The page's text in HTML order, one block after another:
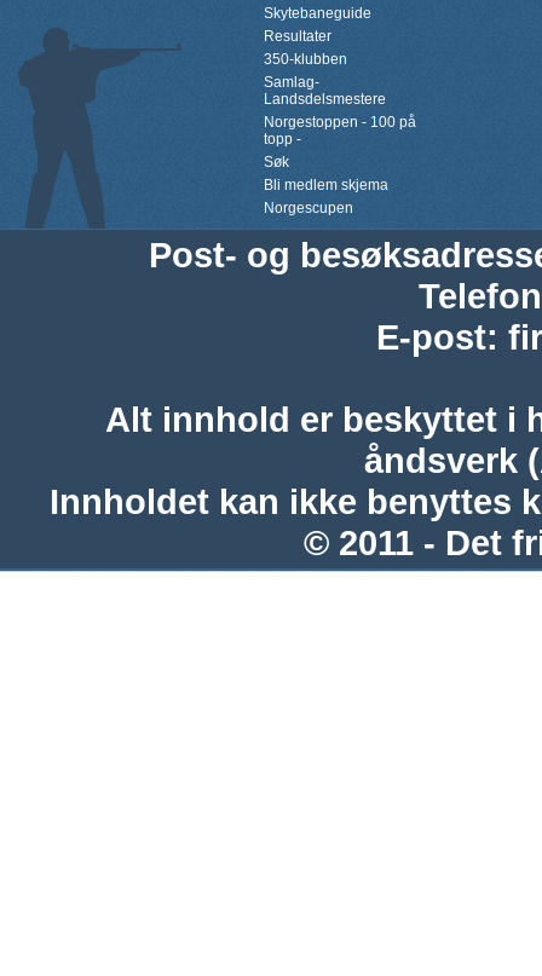
Skytebaneguide
Resultater
350-klubben
Samlag-
Landsdelsmestere
Norgestoppen - 100 på
topp -
Søk
Bli medlem skjema
Norgescupen
Post- og
Telefon
E-post:
Alt innhold er beskyttet i
åndsverk
Innholdet kan ikke benyttes
© 2011 - Det